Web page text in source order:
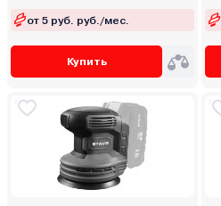
от 5 руб. руб./мес.
Купить